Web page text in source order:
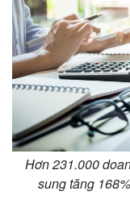
Hơn 231.000
sung tăng